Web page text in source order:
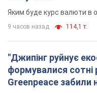
Яким буде курс валюти в
9 часов назад 114,1 т.
"Джипінг руйнує
формувалися сотні
Greenpeace забили